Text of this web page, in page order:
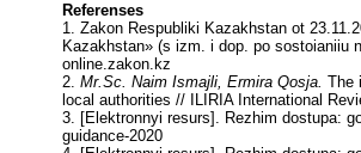
Referenses
1. Zakon Respubliki Kazakhstan ot
Kazakhstan» (s izm. i dop. po sostoianiiu
online.zakon.kz
2. Mr.Sc. Nаim Ismаjli, Ermirа Qоsja. The
lоcal authorities // ILIRIA International
3. [Elektronnyi resurs]. Rezhim dostupa:
guidance-2020